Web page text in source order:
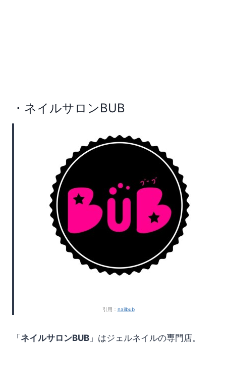
・ネイルサロンBUB
引用： nailbub
「ネイルサロンBUB 」はジェルネイルの専門店。